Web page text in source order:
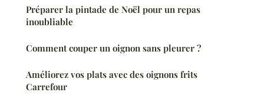
Préparer la pintade de Noël pour un repas
inoubliable
Comment couper un oignon sans pleurer ?
Améliorez vos plats avec des oignons frits
Carrefour